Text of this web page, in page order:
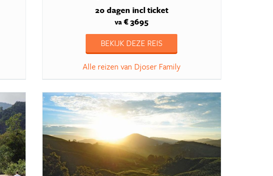
20 dagen incl ticket
va € 3695
BEKIJK DEZE REIS
Alle reizen van Djoser Family